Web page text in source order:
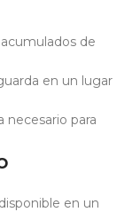
de
en un lugar
necesario para
en un